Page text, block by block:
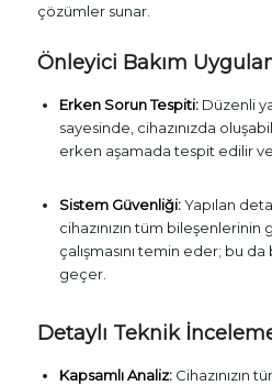
çözümler sunar.
Önleyici Bakım
Erken Sorun Tespiti:Düzenli
sayesinde, cihazınızda
erken aşamada tespit edilir
Sistem Güvenliği:Yapılan
cihazınızın tüm bileşenlerinin
çalışmasını temin eder; bu
geçer.
Detaylı Teknik
Kapsamlı Analiz:Cihazınızın